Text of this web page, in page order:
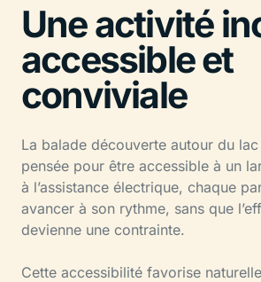
Une activité
accessible et
conviviale
La balade découverte autour du lac
pensée pour être accessible à un
à l’assistance électrique, chaque
avancer à son rythme, sans que
devienne une contrainte.
Cette accessibilité favorise